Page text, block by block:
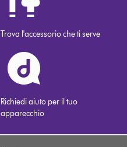
Trova l'accessorio che ti serve
Richiedi aiuto per il tuo
apparecchio